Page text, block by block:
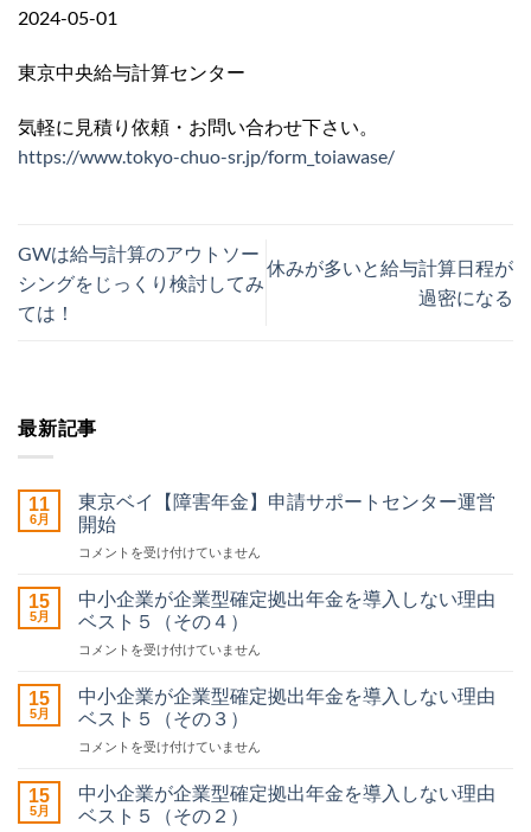
2024-05-01
東京中央給与計算センター
気軽に見積り依頼・お問い合わせ下さい。
https://www.tokyo-chuo-sr.jp/form_toiawase/
GWは給与計算のアウトソー
シングをじっくり検討してみ
ては！
休みが多いと給与計算日程が
過密になる
最新記事
11
6月
東京ベイ【障害年金】申請サポートセンター運営
開始
東
ベ
イ
【障
害
金】
申
サ
ー
ト
コメントを受け付けていません
15
5月
中小企業が企業型確定拠出年金を導入しない理由
ベスト５（その４）
中
企
業
企
型
確
コメントを受け付けていません
15
5月
中小企業が企業型確定拠出年金を導入しない理由
ベスト５（その３）
中
企
業
コメントを受け付けていません
15
5月
中小企業が企業型確定拠出年金を導入しない理由
ベスト５（その２）